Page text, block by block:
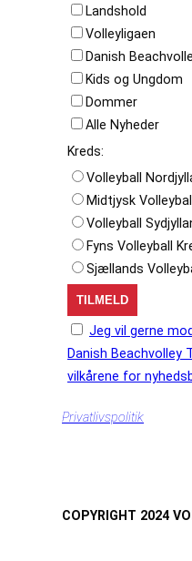
Landshold
Volleyligaen
Danish
Kids og Ungdom
Dommer
Alle Nyheder
Kreds:
Volleyball
Midtjysk
Volleyball
Fyns Volleyball
Sjællands
Jeg vil gerne
Danish Beachvolley
vilkårene for
Privatlivspolitik
COPYRIGHT 2024